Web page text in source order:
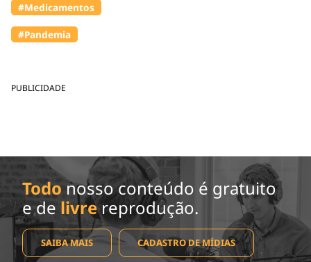
PUBLICIDADE
#Medicamentos
#Pandemia
Todo nosso conteúdo é gratuito
e de livrereprodução.
SAIBA MAIS CADASTRO DE MÍDIAS